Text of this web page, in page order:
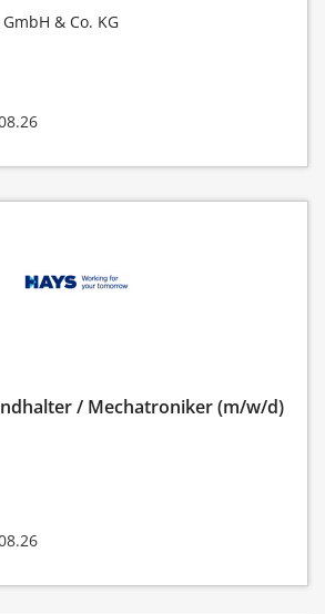
& Co. KG
/ Mechatroniker (m/w/d)